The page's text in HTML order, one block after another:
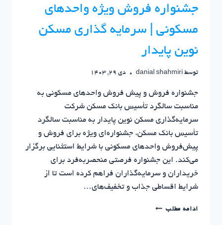
جشنواره فروش ویژه واحدهای
مسکونی | سرمایه گذاری مسکن
نوین پایدار
توسط danial shahmiri دی 29, 1403
جشنواره فروش و پیش فروش واحدهای مسکونی به
مناسبت سالگرد تأسیس بانک مسکن شرکت
سرمایه‌گذاری مسکن نوین پایدار به مناسبت سالگرد
تأسیس بانک مسکن، جشنواره‌ای ویژه برای فروش و
پیش‌فروش واحدهای مسکونی با شرایط استثنایی برگزار
می‌کند. این جشنواره فرصتی منحصربه‌فرد برای
خریداران و سرمایه‌گذاران فراهم کرده است تا از
شرایط اقساطی جذاب و تخفیف‌های…
ادامه مطلبجشنواره